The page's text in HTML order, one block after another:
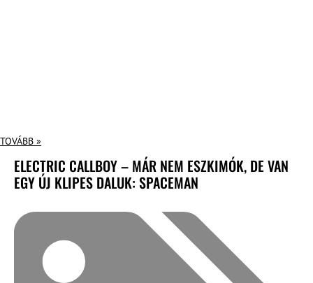
TOVÁBB »
ELECTRIC CALLBOY – MÁR NEM ESZKIMÓK, DE VAN
EGY ÚJ KLIPES DALUK: SPACEMAN